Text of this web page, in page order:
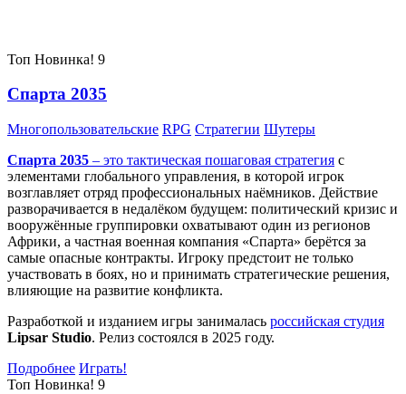
Топ Новинка! 9
Спарта 2035
Многопользовательские RPG Стратегии Шутеры
Спарта 2035 – это тактическая пошаговая стратегия с
элементами глобального управления, в которой игрок
возглавляет отряд профессиональных наёмников. Действие
разворачивается в недалёком будущем: политический кризис и
вооружённые группировки охватывают один из регионов
Африки, а частная военная компания «Спарта» берётся за
самые опасные контракты. Игроку предстоит не только
участвовать в боях, но и принимать стратегические решения,
влияющие на развитие конфликта.
Разработкой и изданием игры занималась российская студия
Lipsar Studio. Релиз состоялся в 2025 году.
Подробнее Играть!
Топ Новинка! 9